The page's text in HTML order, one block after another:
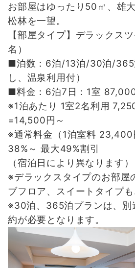
お部屋はゆったり50㎡、雄
松林を一望。
【部屋タイプ】デラックス
名）
■泊数：6泊/13泊/30泊/365
し、温泉利用付）
■料金：6泊7日：1室
※1泊あたり 1室2名利用
=14,500円～
※通常料金（1泊室料
38%～ 最大49%割引
（宿泊日により異なります）
※デラックスタイプのお部屋
ブフロア、スイートタイプも
※30泊、365泊プランは、別
約が必要となります。